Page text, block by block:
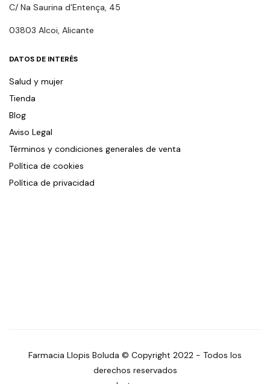
C/ Na Saurina d’Entença, 45
03803 Alcoi, Alicante
DATOS DE INTERÉS
Salud y mujer
Tienda
Blog
Aviso Legal
Términos y condiciones generales de venta
Política de cookies
Política de privacidad
Farmacia Llopis Boluda © Copyright 2022 - Todos los
derechos reservados